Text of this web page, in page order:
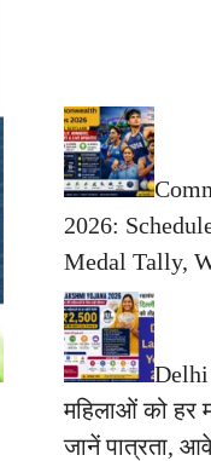
2026:
Medal Tally,
Delhi
महिलाओं को हर
जानें पात्रता,